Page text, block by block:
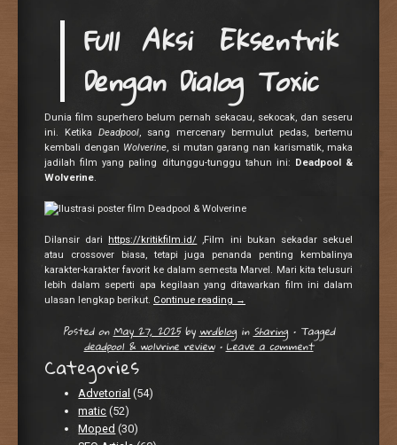
Full Aksi Eksentrik
Dengan Dialog Toxic
Dunia film superhero belum pernah sekacau, sekocak, dan seseru
ini. Ketika Deadpool, sang mercenary bermulut pedas, bertemu
kembali dengan Wolverine, si mutan garang nan karismatik, maka
jadilah film yang paling ditunggu-tunggu tahun ini: Deadpool &
Wolverine.
Dilansir dari https://kritikfilm.id/ ,Film ini bukan sekadar sekuel
atau crossover biasa, tetapi juga penanda penting kembalinya
karakter-karakter favorit ke dalam semesta Marvel. Mari kita telusuri
lebih dalam seperti apa kegilaan yang ditawarkan film ini dalam
ulasan lengkap berikut. Continue reading →
Posted onMay 27, 2025by wrdblog in Sharing • Tagged
deadpool & wolvrine review • Leave a comment
Categories
Advetorial (54)
matic (52)
Moped (30)